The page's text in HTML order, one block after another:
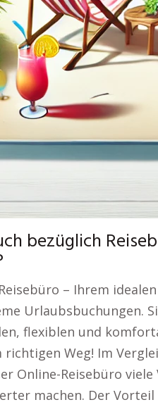
bezüglich
– Ihrem
Urlaubsbuchungen.
flexiblen und
richtigen Weg! Im
Online-Reisebüro
machen. Der